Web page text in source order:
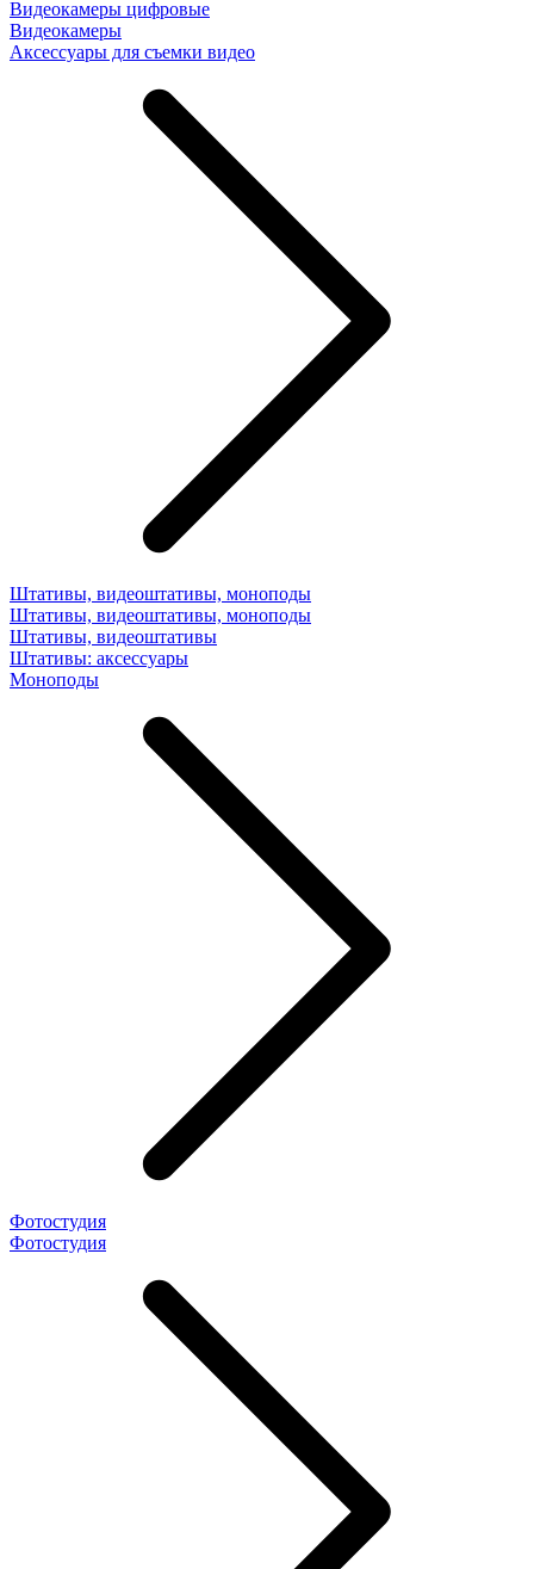
Видеокамеры цифровые
Видеокамеры
Аксессуары для съемки видео
Штативы, видеоштативы, моноподы
Штативы, видеоштативы, моноподы
Штативы, видеоштативы
Штативы: аксессуары
Моноподы
Фотостудия
Фотостудия